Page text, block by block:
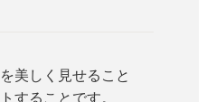
美しく見せること
することです。